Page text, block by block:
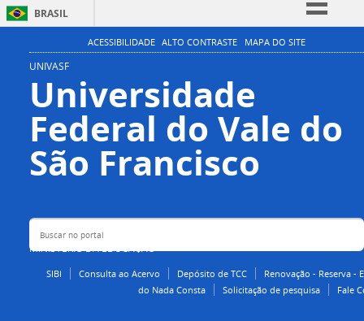
BRASIL
Simplifique!
Participe
Acesso à informação
Legislação
Canais
ACESSIBILIDADE ALTO CONTRASTE MAPA DO SITE
UNIVASF
Universidade
Federal do Vale do
São Francisco
MINISTÉRIO DA EDUCAÇÃO
Buscar no portal
SIBI Consulta ao Acervo Depósito de TCC
Renovação - Reserva -
do Nada Consta
Solicitação de pesquisa Fale